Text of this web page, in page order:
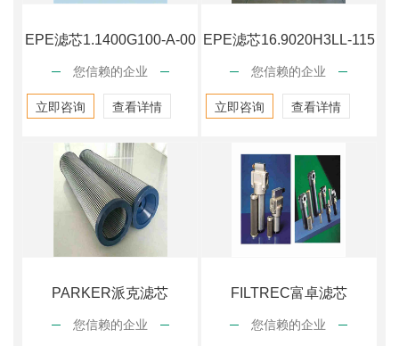
EPE滤芯1.1400G100-A-00
您信赖的企业
立即咨询 查看详情
EPE滤芯16.9020H3LL-115
您信赖的企业
立即咨询 查看详情
PARKER派克滤芯
FC1240Q005
您信赖的企业
FILTREC富卓滤芯
S121C10
您信赖的企业